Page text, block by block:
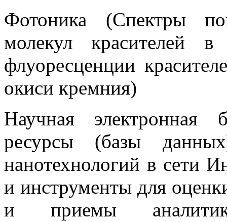
Фотоника (Спектры
молекул красителей
флуоресценции
окиси кремния)
Научная электронная
ресурсы (базы
нанотехнологий в сети
и инструменты для
и приемы